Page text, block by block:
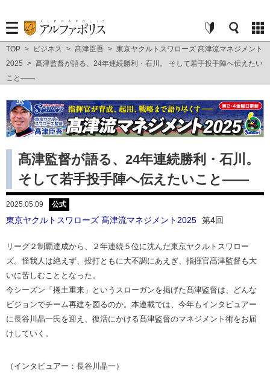
TOP > ビジネス > 髙津臣吾 > 東京ヤクルトスワローズ 髙津流マネジメント
2025 > 髙津監督が語る、24年連続勝利・石川。 そして若手投手陣へ伝えたい
こと――
髙津監督が語る、24年連続勝利・石川。
そして若手投手陣へ伝えたいこと――
2025.05.09 公式
東京ヤクルトスワローズ 髙津流マネジメント2025 第4回
リーグ２制覇達成から、２年連続５位に沈んだ東京ヤクルトスワロー
ズ。怪我人は絶えず、投打ともに大不調にあえぎ、指揮官髙津監督も大
いに苦しむこととなった。
今シーズン「捲土重来」というスローガンを掲げた髙津監督は、どんな
ビジョンでチーム再建を図るのか。本連載では、今年もインタビュアー
に長谷川晶一氏を迎え、復活にかける髙津監督のマネジメント術をお届
けしていく。
（インタビュアー：長谷川晶一）